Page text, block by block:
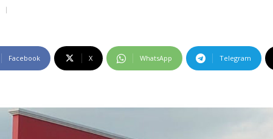
Facebook X WhatsApp Telegram